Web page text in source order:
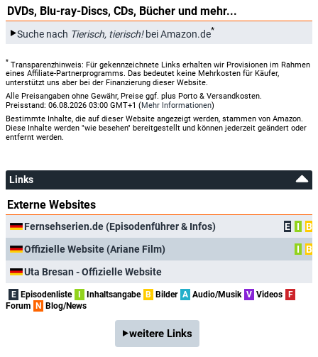
DVDs, Blu-ray-Discs, CDs, Bücher und mehr...
Suche nach Tierisch, tierisch!bei Amazon.de*
* Transparenzhinweis: Für gekennzeichnete Links erhalten wir Provisionen im Rahmen
eines Affiliate-Partnerprogramms. Das bedeutet keine Mehrkosten für Käufer,
unterstützt uns aber bei der Finanzierung dieser Website.
Alle Preisangaben ohne Gewähr, Preise ggf. plus Porto & Versandkosten.
Preisstand: 06.08.2026 03:00 GMT+1 (Mehr Informationen)
Bestimmte Inhalte, die auf dieser Website angezeigt werden, stammen von Amazon.
Diese Inhalte werden "wie besehen" bereitgestellt und können jederzeit geändert oder
entfernt werden.
Links
Externe Websites
Fernsehserien.de (Episodenführer & Infos) E I
B
Offizielle Website (Ariane Film)
I
B
Uta Bresan - Offizielle Website
E Episodenliste Inhaltsangabe B Bilder A Audio/Musik V Videos
F
Forum
N Blog/News
weitere Links